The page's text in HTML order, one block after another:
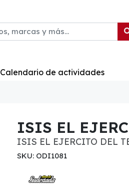
Calendario de actividades
ISIS EL
ISIS EL EJERCITO DEL
SKU: ODI1081